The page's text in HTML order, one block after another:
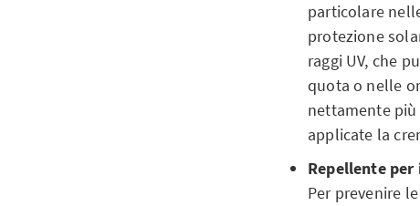
particolare
protezione
raggi UV, che
quota o nelle
nettamente
applicate la
Repellente
Per prevenire